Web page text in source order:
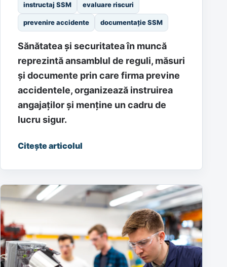
instructaj SSM evaluare riscuri
prevenire accidente documentație SSM
Sănătatea și securitatea în muncă
reprezintă ansamblul de reguli, măsuri
și documente prin care firma previne
accidentele, organizează instruirea
angajaților și menține un cadru de
lucru sigur.
Citește articolul